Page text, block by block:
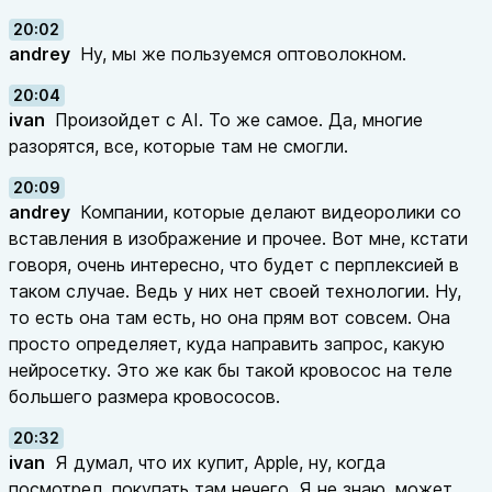
20:02
andrey Ну, мы же пользуемся оптоволокном.
20:04
ivan Произойдет с AI. То же самое. Да, многие
разорятся, все, которые там не смогли.
20:09
andrey Компании, которые делают видеоролики со
вставления в изображение и прочее. Вот мне, кстати
говоря, очень интересно, что будет с перплексией в
таком случае. Ведь у них нет своей технологии. Ну,
то есть она там есть, но она прям вот совсем. Она
просто определяет, куда направить запрос, какую
нейросетку. Это же как бы такой кровосос на теле
большего размера кровососов.
20:32
ivan Я думал, что их купит, Apple, ну, когда